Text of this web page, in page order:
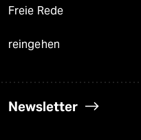
Freie Rede
reingehen
Newsletter